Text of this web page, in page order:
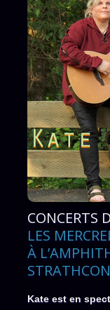
CONCERTS
LES
À
Kate est en